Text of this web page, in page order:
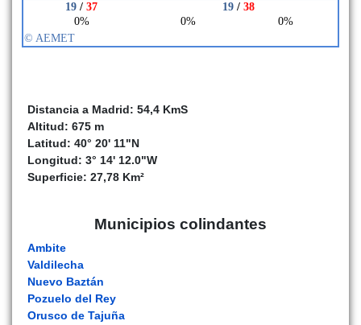
Distancia a Madrid: 54,4 KmS
Altitud: 675 m
Latitud: 40° 20' 11"N
Longitud: 3° 14' 12.0"W
Superficie: 27,78 Km²
Municipios colindantes
Ambite
Valdilecha
Nuevo Baztán
Pozuelo del Rey
Orusco de Tajuña